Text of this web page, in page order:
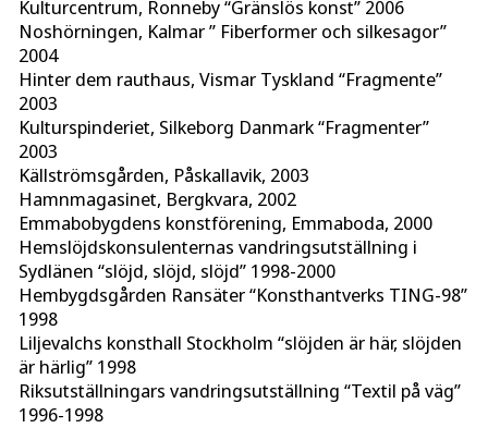
Kulturcentrum, Ronneby “Gränslös konst” 2006
Noshörningen, Kalmar ” Fiberformer och silkesagor”
2004
Hinter dem rauthaus, Vismar Tyskland “Fragmente”
2003
Kulturspinderiet, Silkeborg Danmark “Fragmenter”
2003
Källströmsgården, Påskallavik, 2003
Hamnmagasinet, Bergkvara, 2002
Emmabobygdens konstförening, Emmaboda, 2000
Hemslöjdskonsulenternas vandringsutställning i
Sydlänen “slöjd, slöjd, slöjd” 1998-2000
Hembygdsgården Ransäter “Konsthantverks TING-98”
1998
Liljevalchs konsthall Stockholm “slöjden är här, slöjden
är härlig” 1998
Riksutställningars vandringsutställning “Textil på väg”
1996-1998